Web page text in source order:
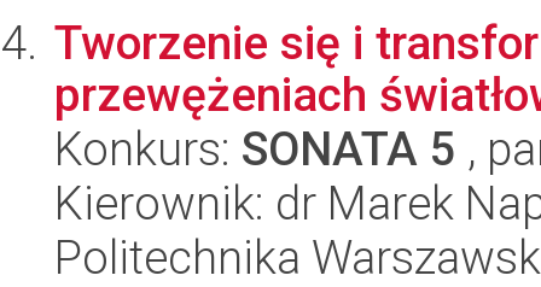
Tworzenie się i
przewężeniach
Konkurs: SONATA 5 ,
Kierownik: dr Marek
Politechnika